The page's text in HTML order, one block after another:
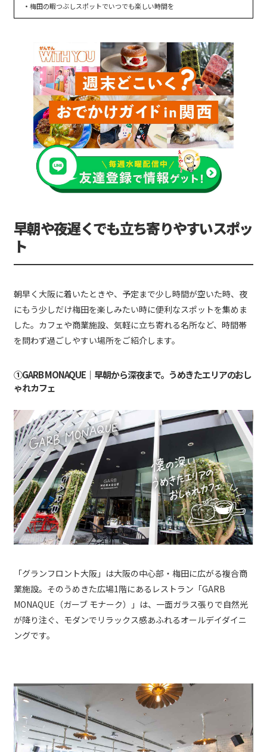
梅田の暇つぶしスポットでいつでも楽しい時間を
早朝や夜遅くでも立ち寄りやすいスポッ
ト
朝早く大阪に着いたときや、予定まで少し時間が空いた時、夜
にもう少しだけ梅田を楽しみたい時に便利なスポットを集めま
した。カフェや商業施設、気軽に立ち寄れる名所など、時間帯
を問わず過ごしやすい場所をご紹介します。
①GARB MONAQUE｜早朝から深夜まで。うめきたエリアのおし
ゃれカフェ
「グランフロント大阪」は大阪の中心部・梅田に広がる複合商
業施設。そのうめきた広場1階にあるレストラン「GARB
MONAQUE（ガーブ モナーク）」は、一面ガラス張りで自然光
が降り注ぐ、モダンでリラックス感あふれるオールデイダイニ
ングです。